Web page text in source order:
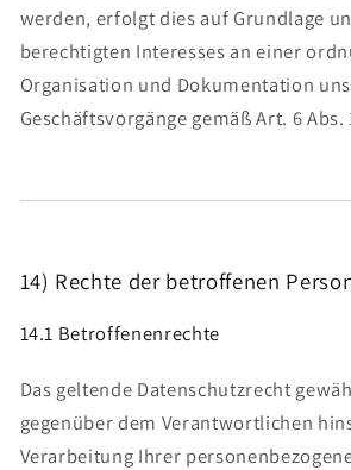
werden, erfolgt dies auf Grundlage
berechtigten Interesses an einer
Organisation und Dokumentation
Geschäftsvorgänge gemäß Art. 6 Abs.
14) Rechte der betroffenen
14.1 Betroffenenrechte
Das geltende Datenschutzrecht
gegenüber dem Verantwortlichen
Verarbeitung Ihrer